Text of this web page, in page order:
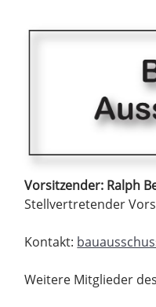
Vorsitzender: Ralph
Stellvertretender
Kontakt:
Weitere Mitglieder